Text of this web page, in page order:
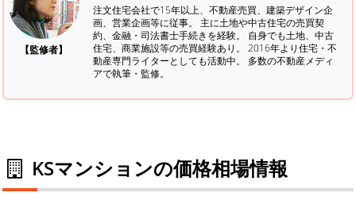
【監修者】
注文住宅会社で15年以上、不動産売買、建築デザイン企
画、営業企画等に従事。 主に土地や中古住宅の売買契
約、金融・司法書士手続きを経験。 自身でも土地、中古
住宅、商業施設等の売買経験あり。 2016年より住宅・不
動産専門ライターとしても活動中。 多数の不動産メディ
アで執筆・監修。
KSマンションの価格相場情報